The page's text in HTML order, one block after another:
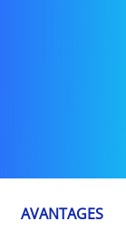
AVANTAGES